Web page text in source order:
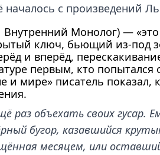
с произведений
Монолог) —
ключ, бьющий из-под
и вперёд,
первым, кто
мире» писатель показал,
объехать своих гусар.
бугор, казавшийся
месяцем, или